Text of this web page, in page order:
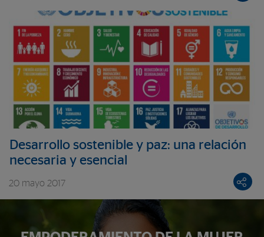
Desarrollo sostenible y paz: una relación
necesaria y esencial
20 mayo 2017